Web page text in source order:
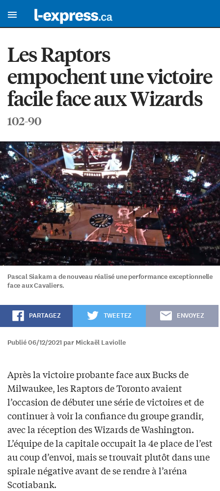
Les Raptors
empochent une victoire
facile face aux Wizards
102-90
Pascal Siakam a de nouveau réalisé une performance exceptionnelle
face aux Cavaliers.
PARTAGEZ TWEETEZ ENVOYEZ
Publié 06/12/2021 par Mickaël Laviolle
Après la victoire probante face aux Bucks de
Milwaukee, les Raptors de Toronto avaient
l’occasion de débuter une série de victoires et de
continuer à voir la confiance du groupe grandir,
avec la réception des Wizards de Washington.
L’équipe de la capitale occupait la 4e place de l’est
au coup d’envoi, mais se trouvait plutôt dans une
spirale négative avant de se rendre à l’aréna
Scotiabank.